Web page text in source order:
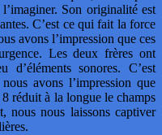
Son originalité est
C’est ce qui fait la force
avons l’impression que ces
Les deux frères ont
d’éléments sonores. C’est
avons l’impression que
réduit à la longue le champs
nous nous laissons captiver